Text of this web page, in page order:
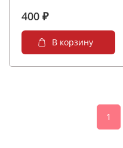
400 ₽
В корзину
1